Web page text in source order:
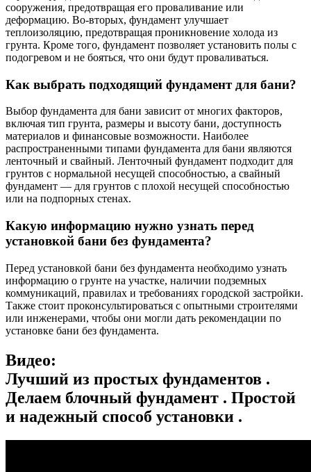
сооружения, предотвращая его проваливание или
деформацию. Во-вторых, фундамент улучшает
теплоизоляцию, предотвращая проникновение холода из
грунта. Кроме того, фундамент позволяет установить полы с
подогревом и не бояться, что они будут проваливаться.
Как выбрать подходящий фундамент для бани?
Выбор фундамента для бани зависит от многих факторов,
включая тип грунта, размеры и высоту бани, доступность
материалов и финансовые возможности. Наиболее
распространенными типами фундамента для бани являются
ленточный и свайный. Ленточный фундамент подходит для
грунтов с нормальной несущей способностью, а свайный
фундамент — для грунтов с плохой несущей способностью
или на подпорных стенах.
Какую информацию нужно узнать перед
установкой бани без фундамента?
Перед установкой бани без фундамента необходимо узнать
информацию о грунте на участке, наличии подземных
коммуникаций, правилах и требованиях городской застройки.
Также стоит проконсультироваться с опытными строителями
или инженерами, чтобы они могли дать рекомендации по
установке бани без фундамента.
Видео:
Лучший из простых фундаментов .
Делаем блочный фундамент . Простой
и надежный способ установки .